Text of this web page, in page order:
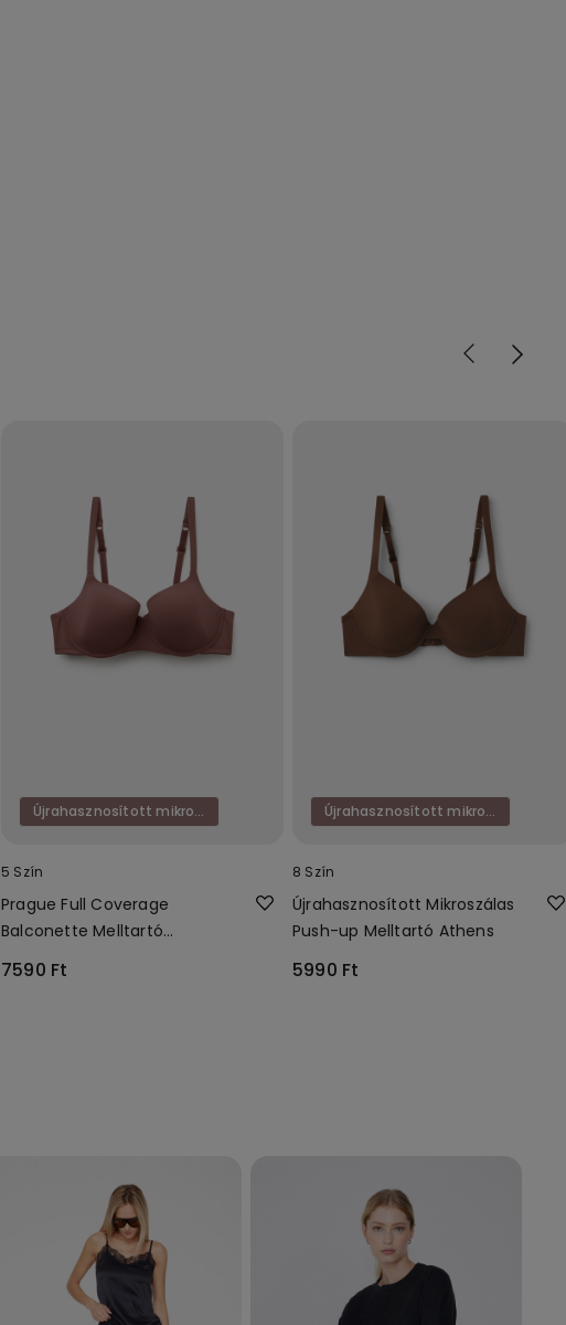
Újrahasznosított mikroszál
5 Szín
Prague Full Coverage
Balconette Melltartó
Újrahasznosított Mikroszálas
7590 Ft
Újrahasznosított mikroszál
8 Szín
Újrahasznosított Mikroszálas
Push-up Melltartó Athens
5990 Ft